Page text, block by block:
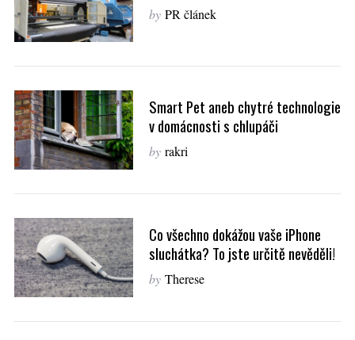
by PR článek
Smart Pet aneb chytré technologie
v domácnosti s chlupáči
by rakri
Co všechno dokážou vaše iPhone
sluchátka? To jste určitě nevěděli!
by Therese